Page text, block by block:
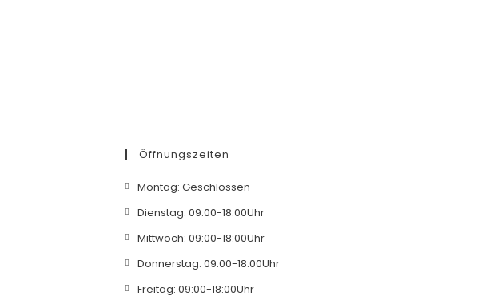
Öffnungszeiten
Montag: Geschlossen
Dienstag: 09:00-18:00Uhr
Mittwoch: 09:00-18:00Uhr
Donnerstag: 09:00-18:00Uhr
Freitag: 09:00-18:00Uhr